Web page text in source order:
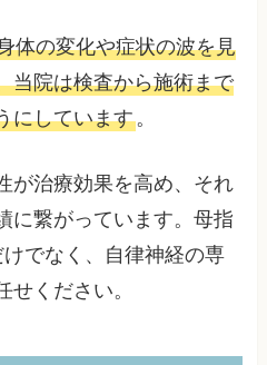
体の変化や症状の波を見
当院は検査から施術まで
にしています。
が治療効果を高め、それ
に繋がっています。母指
でなく、自律神経の専
せください。